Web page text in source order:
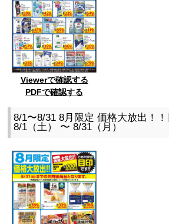
Viewerで確認する
PDFで確認する
8/1〜8/31 8月限定 価格大放出！
8/1（土） 〜 8/31（月）